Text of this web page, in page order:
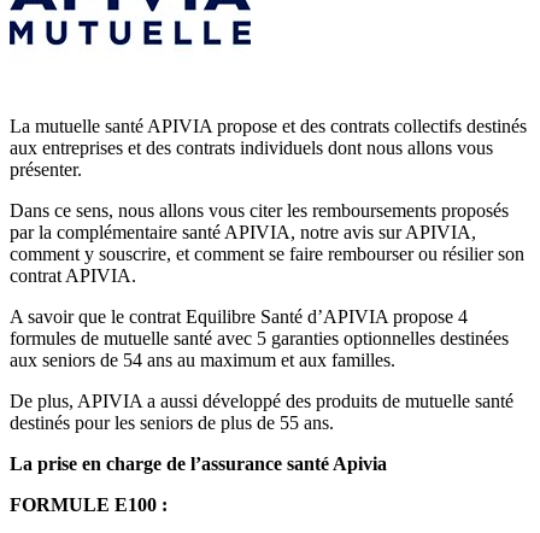
La mutuelle santé APIVIA propose et des contrats collectifs destinés
aux entreprises et des contrats individuels dont nous allons vous
présenter.
Dans ce sens, nous allons vous citer les remboursements proposés
par la complémentaire santé APIVIA, notre avis sur APIVIA,
comment y souscrire, et comment se faire rembourser ou résilier son
contrat APIVIA.
A savoir que le contrat Equilibre Santé d’APIVIA propose 4
formules de mutuelle santé avec 5 garanties optionnelles destinées
aux seniors de 54 ans au maximum et aux familles.
De plus, APIVIA a aussi développé des produits de mutuelle santé
destinés pour les seniors de plus de 55 ans.
La prise en charge de l’assurance santé Apivia
FORMULE E100 :